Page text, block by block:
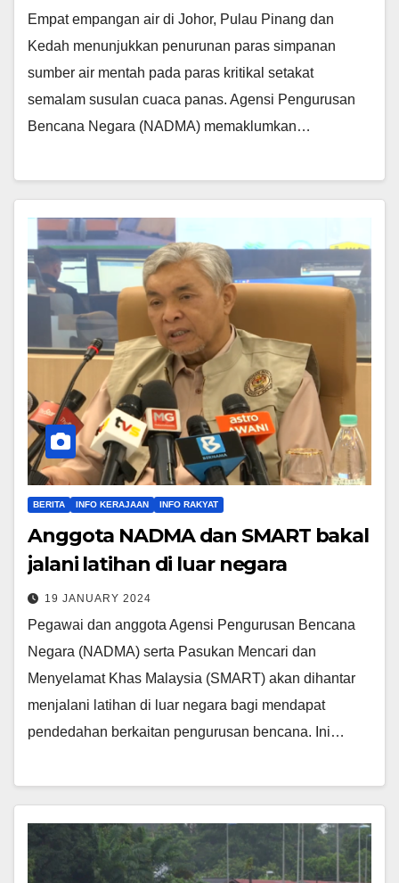
Empat empangan air di Johor, Pulau Pinang dan
Kedah menunjukkan penurunan paras simpanan
sumber air mentah pada paras kritikal setakat
semalam susulan cuaca panas. Agensi Pengurusan
Bencana Negara (NADMA) memaklumkan…
BERITA INFO KERAJAAN INFO RAKYAT
Anggota NADMA dan SMART bakal
jalani latihan di luar negara
19 JANUARY 2024
Pegawai dan anggota Agensi Pengurusan Bencana
Negara (NADMA) serta Pasukan Mencari dan
Menyelamat Khas Malaysia (SMART) akan dihantar
menjalani latihan di luar negara bagi mendapat
pendedahan berkaitan pengurusan bencana. Ini…